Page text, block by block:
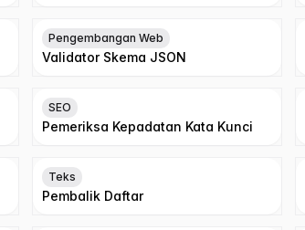
Pengembangan Web
Validator Skema JSON
SEO
Pemeriksa Kepadatan Kata Kunci
Teks
Pembalik Daftar